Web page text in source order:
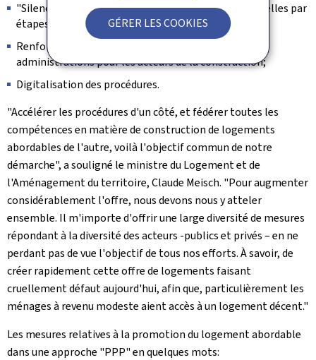
GÉRER LES COOKIES
"Silence vaut accord" pour les autorisations individuelles par
étapes;
Renforcement des missions d'assistance des
administrations pour les acteurs de la construction;
Digitalisation des procédures.
"Accélérer les procédures d'un côté, et fédérer toutes les
compétences en matière de construction de logements
abordables de l'autre, voilà l'objectif commun de notre
démarche", a souligné le ministre du Logement et de
l'Aménagement du territoire, Claude Meisch. "Pour augmenter
considérablement l'offre, nous devons nous y atteler
ensemble. Il m'importe d'offrir une large diversité de mesures
répondant à la diversité des acteurs -publics et privés – en ne
perdant pas de vue l'objectif de tous nos efforts. À savoir, de
créer rapidement cette offre de logements faisant
cruellement défaut aujourd'hui, afin que, particulièrement les
ménages à revenu modeste aient accès à un logement décent."
Les mesures relatives à la promotion du logement abordable
dans une approche "PPP" en quelques mots: